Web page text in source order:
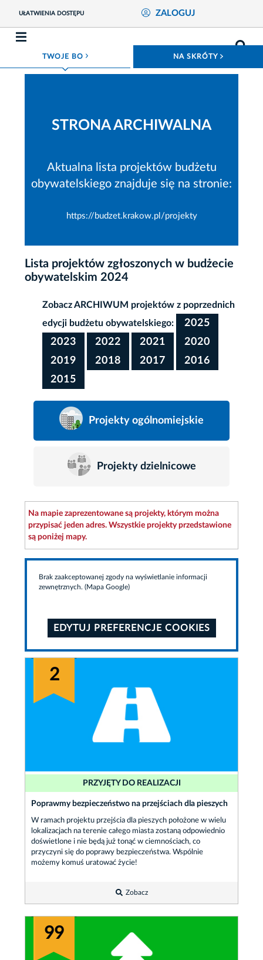
UŁATWIENIA DOSTĘPU ZALOGUJ
TWOJE BO ROZWIŃ MENU NA SKRÓTY
STRONA ARCHIWALNA
Aktualna lista projektów budżetu
obywatelskiego znajduje się na stronie:
https://budzet.krakow.pl/projekty
Lista projektów zgłoszonych w budżecie
obywatelskim 2024
Zobacz ARCHIWUM projektów z poprzednich
edycji budżetu obywatelskiego:
2025
2023
2022 2021
2020
2019
2018 2017
2016
2015
Projekty ogólnomiejskie
Projekty dzielnicowe
Na mapie zaprezentowane są projekty, którym można
przypisać jeden adres. Wszystkie projekty przedstawione
są poniżej mapy.
Brak zaakceptowanej zgody na wyświetlanie informacji
zewnętrznych. (Mapa Google)
EDYTUJ PREFERENCJE COOKIES
2
PRZYJĘTY DO REALIZACJI
Poprawmy bezpieczeństwo na przejściach dla pieszych
W ramach projektu przejścia dla pieszych położone w wielu
lokalizacjach na terenie całego miasta zostaną odpowiednio
doświetlone i nie będą już tonąć w ciemnościach, co
przyczyni się do poprawy bezpieczeństwa. Wspólnie
możemy komuś uratować życie!
Zobacz
99